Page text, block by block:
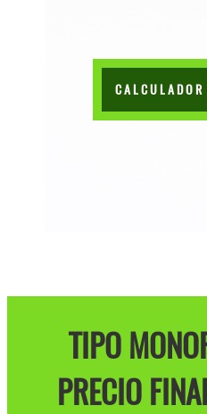
TIPO
PRECIO